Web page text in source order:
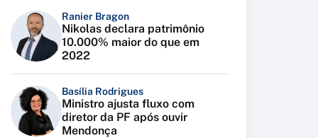
Ranier Bragon
Nikolas declara patrimônio
10.000% maior do que em
2022
Basília Rodrigues
Ministro ajusta fluxo com
diretor da PF após ouvir
Mendonça